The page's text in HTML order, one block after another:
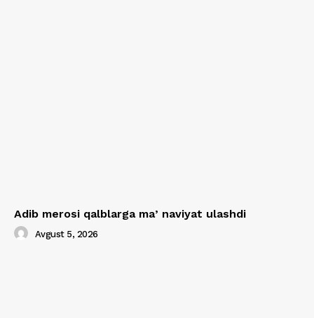
Adib merosi qalblarga maʼnaviyat ulashdi
Avgust 5, 2026